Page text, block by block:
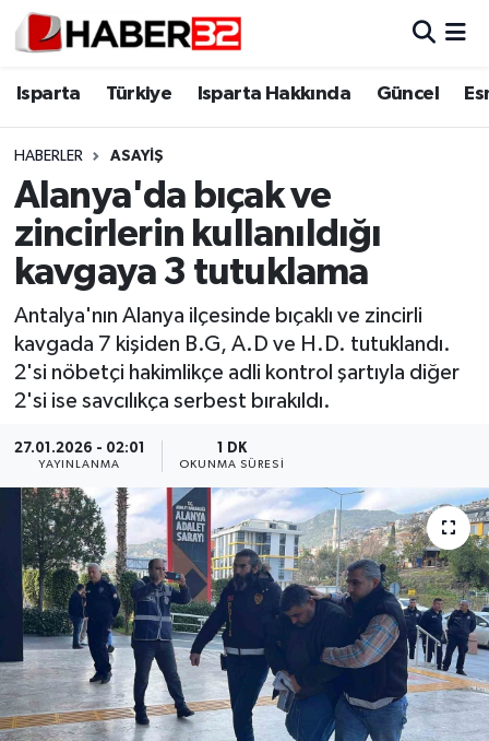
Isparta Türkiye Isparta Hakkında Güncel
HABERLER ASAYİŞ
Alanya'da bıçak ve
zincirlerin kullanıldığı
kavgaya 3 tutuklama
Antalya'nın Alanya ilçesinde bıçaklı ve zincirli
kavgada 7 kişiden B.G, A.D ve H.D. tutuklandı.
2'si nöbetçi hakimlikçe adli kontrol şartıyla diğer
2'si ise savcılıkça serbest bırakıldı.
27.01.2026 - 02:01
YAYINLANMA
1 DK
OKUNMA SÜRESI
Isparta
Esnaf Diyor ki;
ASAYİŞ
BİLİM VE TEKNOLOJİ
EĞİTİM
Güncel
HABERDE İNSAN
İlginç
KÜLTÜR SANAT
MAGAZİN
Isparta Nöbetçi Eczaneler
Isparta Trafik Yoğunluk Haritası
Süper Lig Puan Durumu ve Fikstür
Tüm Manşetler
Son Dakika Haberleri
Haber Arşivi